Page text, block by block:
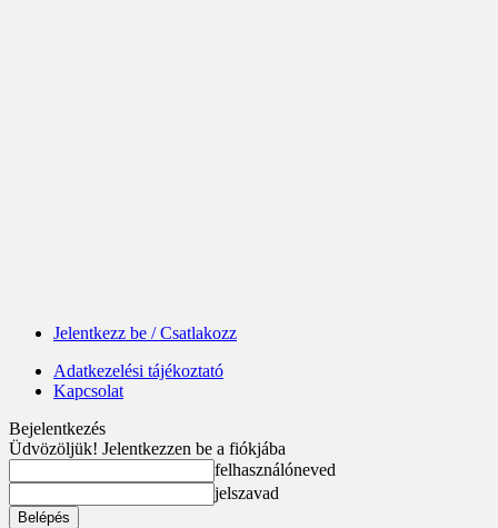
Jelentkezz be / Csatlakozz
Adatkezelési tájékoztató
Kapcsolat
Bejelentkezés
Üdvözöljük! Jelentkezzen be a fiókjába
felhasználóneved
jelszavad